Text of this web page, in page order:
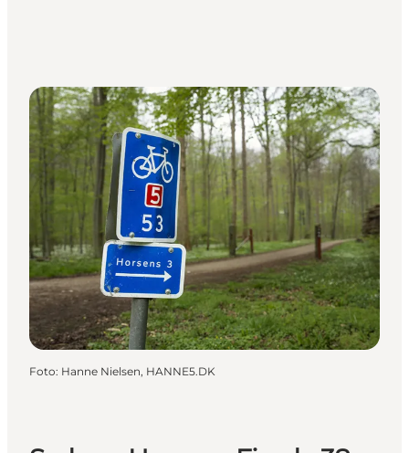
Foto: Hanne Nielsen, HANNE5.DK